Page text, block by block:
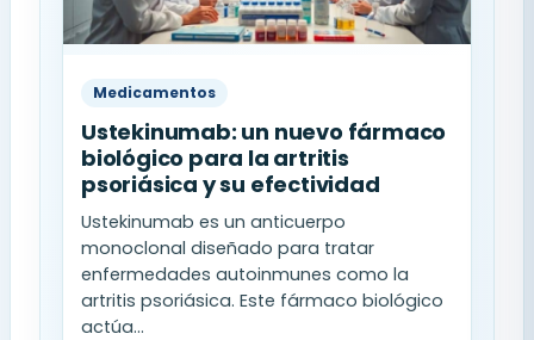
Medicamentos
Ustekinumab: un nuevo fármaco
biológico para la artritis
psoriásica y su efectividad
Ustekinumab es un anticuerpo
monoclonal diseñado para tratar
enfermedades autoinmunes como la
artritis psoriásica. Este fármaco biológico
actúa...